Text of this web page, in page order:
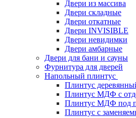
Двери из массива
Двери складные
Двери откатные
Двери INVISIBLE
Двери невидимки
Двери амбарные
Двери для бани и сауны
Фурнитура для дверей
Напольный плинтус
Плинтус
Плинтус МДФ с
Плинтус МДФ под
Плинтус с